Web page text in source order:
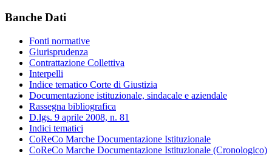
Banche Dati
Fonti normative
Giurisprudenza
Contrattazione Collettiva
Interpelli
Indice tematico Corte di Giustizia
Documentazione istituzionale, sindacale e aziendale
Rassegna bibliografica
D.lgs. 9 aprile 2008, n. 81
Indici tematici
CoReCo Marche Documentazione Istituzionale
CoReCo Marche Documentazione Istituzionale (Cronologico)